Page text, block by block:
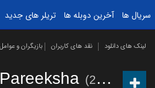
سریال ها
آخرین دوبله ها تریلر های جدید
لینک های دانلود نقد های کاربران بازیگران و عوامل
Pareeksha (2020)